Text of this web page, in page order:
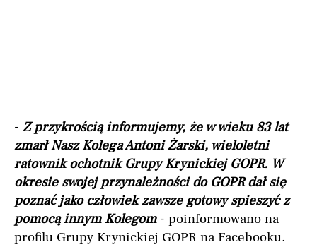
- Z przykrością informujemy, że w wieku 83 lat
zmarł Nasz Kolega Antoni Żarski, wieloletni
ratownik ochotnik Grupy Krynickiej GOPR. W
okresie swojej przynależności do GOPR dał się
poznać jako człowiek zawsze gotowy spieszyć z
pomocą innym Kolegom- poinformowano na
profilu Grupy Krynickiej GOPR na Facebooku.